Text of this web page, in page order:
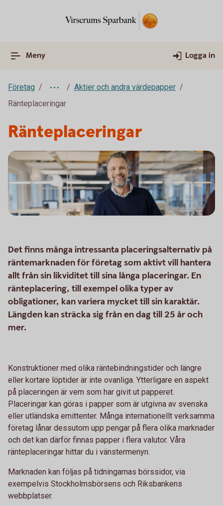
Meny Logga in
Företag
Aktier och andra värdepapper
Ränteplaceringar
Ränteplaceringar
Det finns många intressanta placeringsalternativ på
räntemarknaden för företag som aktivt vill hantera
allt från sin likviditet till sina långa placeringar. En
ränteplacering, till exempel olika typer av
obligationer, kan variera mycket till sin karaktär.
Längden kan sträcka sig från en dag till 25 år och
mer.
Konstruktioner med olika räntebindningstider och längre
eller kortare löptider är inte ovanliga. Ytterligare en aspekt
på placeringen är vem som har givit ut papperet.
Placeringar kan göras i papper som är utgivna av svenska
eller utländska emittenter. Många internationellt verksamma
företag lånar dessutom upp pengar på flera olika marknader
och det kan därför finnas papper i flera valutor. Våra
ränteplaceringar hittar du i vänstermenyn.
Marknaden kan följas på tidningarnas börssidor, via
exempelvis Stockholmsbörsens och Riksbankens
webbplatser.